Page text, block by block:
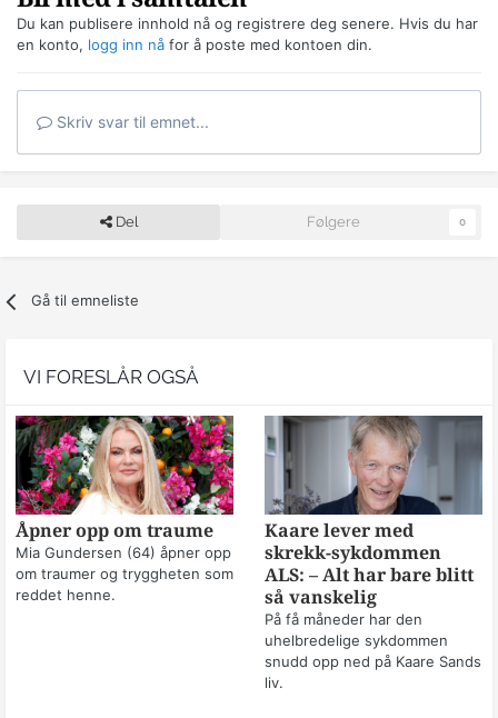
Du kan publisere innhold nå og registrere deg senere. Hvis du har
en konto, logg inn nå for å poste med kontoen din.
Skriv svar til emnet...
Del Følgere 0
Gå til emneliste
VI FORESLÅR OGSÅ
Åpner opp om traume
Mia Gundersen (64) åpner opp
om traumer og tryggheten som
reddet henne.
Kaare lever med
skrekk-sykdommen
ALS: – Alt har bare blitt
så vanskelig
På få måneder har den
uhelbredelige sykdommen
snudd opp ned på Kaare Sands
liv.